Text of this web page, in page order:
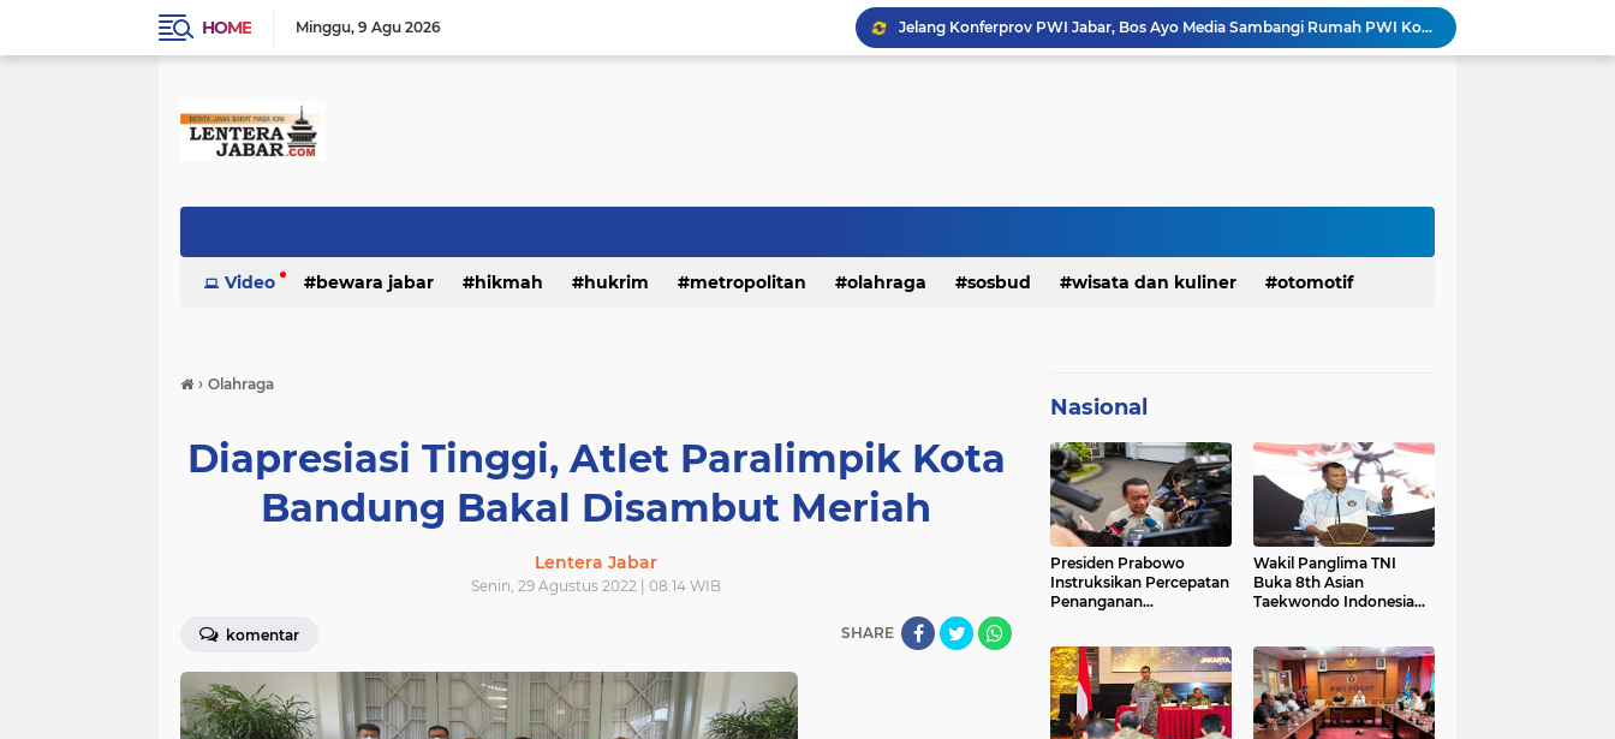
HOME Minggu 9 Agu 2026 Jelang Konferprov PWI Jabar, Bos Ayo Media Sambangi Rumah PWI Kota Bogor
Bangkitkan Merek Legendaris Semen Kujang, SIG Bidik Penguatan Dominasi Pasar Jawa Barat
Ketua Golkar Jabar: Perjalanan Hidup Bahlil Layak Diteladani Seluruh Kader Partai
Pemkot Siapkan 100 Armada Pengangkut Sampah Bila TPPAS Legok Nangka Beroperasi
Info Penting! DPD Partai Demokrat Provinsi Jawa Barat Membuka Pendaftaran bakal calon Ketua
Video bewara jabar hikmah hukrim metropolitan olahraga sosbud wisata dan kuliner otomotif
› Olahraga
Diapresiasi Tinggi, Atlet Paralimpik Kota
Bandung Bakal Disambut Meriah
Lentera Jabar
Senin, 29 Agustus 2022 | 08:14 WIB
komentar SHARE
Nasional
Presiden Prabowo
Instruksikan Percepatan
Penanganan
BBM
Wakil Panglima TNI
Buka 8th Asian
Taekwondo Indonesia